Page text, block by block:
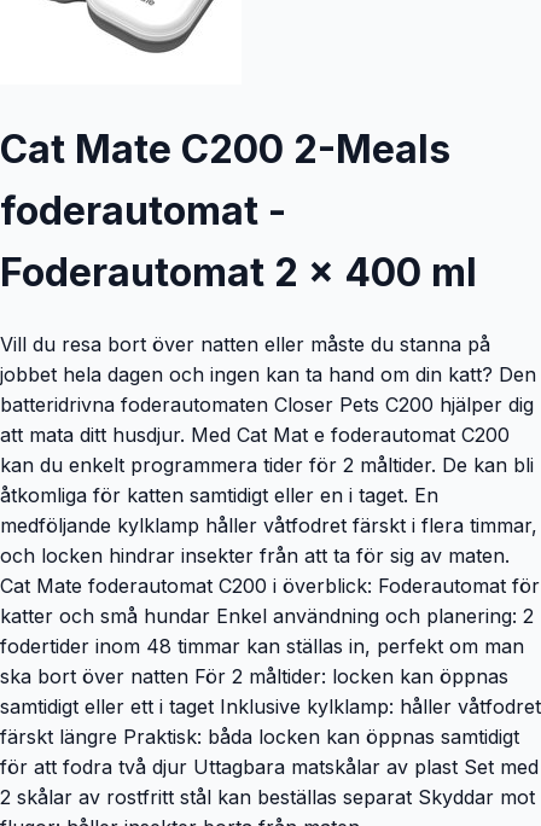
Cat Mate C200 2-Meals
foderautomat -
Foderautomat 2 x 400 ml
Vill du resa bort över natten eller måste du stanna på
jobbet hela dagen och ingen kan ta hand om din katt? Den
batteridrivna foderautomaten Closer Pets C200 hjälper dig
att mata ditt husdjur. Med Cat Mat e foderautomat C200
kan du enkelt programmera tider för 2 måltider. De kan bli
åtkomliga för katten samtidigt eller en i taget. En
medföljande kylklamp håller våtfodret färskt i flera timmar,
och locken hindrar insekter från att ta för sig av maten.
Cat Mate foderautomat C200 i överblick: Foderautomat för
katter och små hundar Enkel användning och planering: 2
fodertider inom 48 timmar kan ställas in, perfekt om man
ska bort över natten För 2 måltider: locken kan öppnas
samtidigt eller ett i taget Inklusive kylklamp: håller våtfodret
färskt längre Praktisk: båda locken kan öppnas samtidigt
för att fodra två djur Uttagbara matskålar av plast Set med
2 skålar av rostfritt stål kan beställas separat Skyddar mot